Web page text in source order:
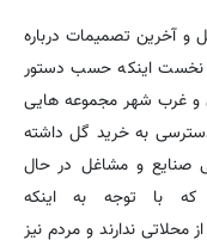
و آخرین تصمیمات درباره
نخست اینکه حسب دستور
شرق و غرب شهر مجموعه هایی
به خرید گل داشته
صنایع و مشاغل در حال
با توجه به اینکه
ندارند و مردم نیز